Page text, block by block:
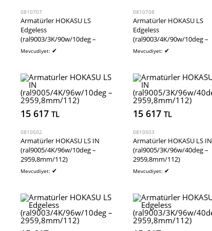
0810707
Armatürler HOKASU LS
Edgeless
(ral9003/3K/90w/10deg –
2775mm/105)
Mevcudiyet: ✔
0810708
Armatürler HOKASU LS
Edgeless
(ral9003/4K/90w/10deg –
2775mm/105)
Mevcudiyet: ✔
15 617 TL
0810502
Armatürler HOKASU LS IN
(ral9005/4K/96w/10deg –
2959,8mm/112)
Mevcudiyet: ✔
15 617TL
0810503
Armatürler HOKASU LS IN
(ral9005/3K/96w/40deg –
2959,8mm/112)
Mevcudiyet: ✔